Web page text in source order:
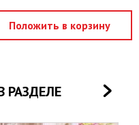
РАЗДЕЛЕ